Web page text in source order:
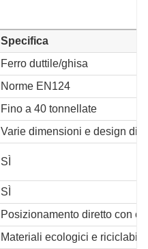
Specifica
Ferro duttile/ghisa
Norme EN124
Fino a 40 tonnellate
Varie dimensioni e design
SÌ
SÌ
Posizionamento diretto con
Materiali ecologici e riciclabili